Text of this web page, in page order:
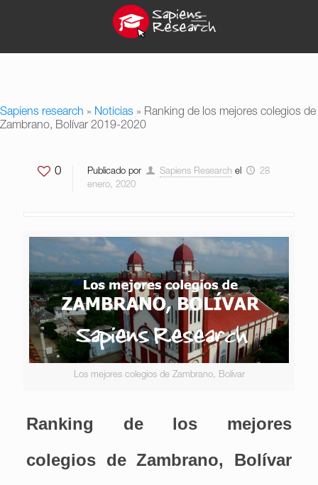
Sapiens research » Noticias » Ranking de los mejores colegios de
Zambrano, Bolívar 2019-2020
0 Publicado por Sapiens Research el
28
enero, 2020
Los mejores colegios de Zambrano, Bolívar
Ranking de los mejores
colegios de Zambrano, Bolívar